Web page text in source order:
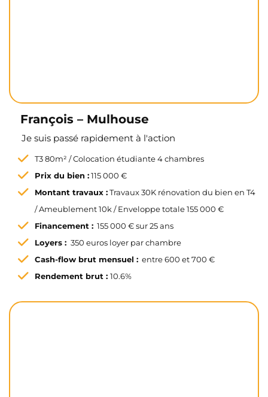
François – Mulhouse
Je suis passé rapidement à l'action
T3 80m² / Colocation étudiante 4 chambres
Prix du bien :115 000 €
Montant travaux :Travaux 30K rénovation du bien en T4
/ Ameublement 10k / Enveloppe totale 155 000 €
Financement : 155 000 € sur 25 ans
Loyers : 350 euros loyer par chambre
Cash-flow brut mensuel : entre 600 et 700 €
Rendement brut : 10.6%